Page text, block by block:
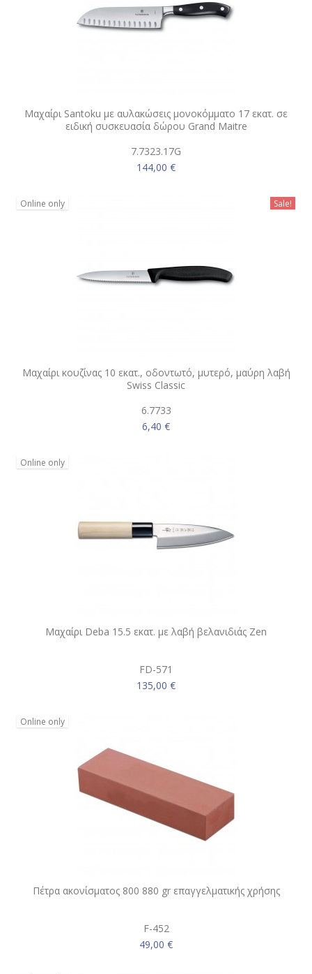
Μαχαίρι Santoku με αυλακώσεις μονοκόμματο 17 εκατ. σε
ειδική συσκευασία δώρου Grand Maitre
7.7323.17G
144,00 €
Online only Sale!
Μαχαίρι κουζίνας 10 εκατ., οδοντωτό, μυτερό, μαύρη λαβή
Swiss Classic
6.7733
6,40 €
Online only
Μαχαίρι Deba 15.5 εκατ. με λαβή βελανιδιάς Zen
FD-571
135,00 €
Online only
Πέτρα ακονίσματος 800 880 gr επαγγελματικής χρήσης
F-452
49,00 €